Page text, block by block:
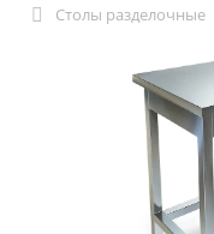
Столы разделочные